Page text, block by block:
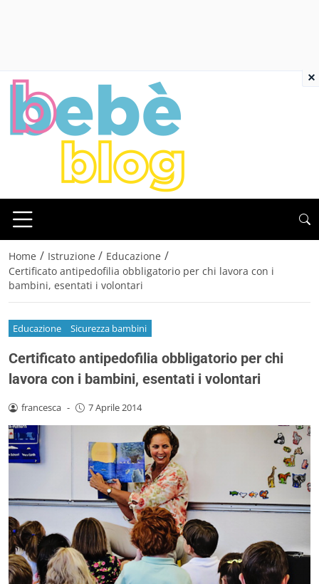
Home / Istruzione / Educazione /
Certificato antipedofilia obbligatorio per chi lavora con i
bambini, esentati i volontari
Educazione Sicurezza bambini
Certificato antipedofilia obbligatorio per chi
lavora con i bambini, esentati i volontari
francesca - 7 Aprile 2014
×